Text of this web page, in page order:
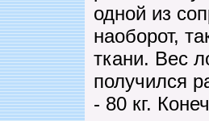
одной из
наоборот,
ткани. Вес
получился
- 80 кг.